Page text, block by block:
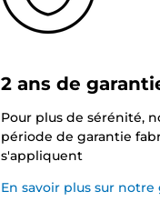
2 ans de
Pour plus de sérénité,
période de garantie
s'appliquent
En savoir plus sur notre